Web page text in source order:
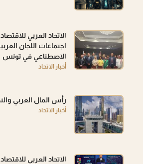
الاتحاد العربي
اجتماعات اللجان
الاصطناعي في تونس
أخبار الاتحاد
رأس المال العربي
أخبار الاتحاد
الاتحاد العربي